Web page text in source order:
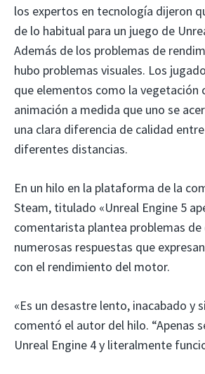
los expertos en tecnología dijeron
de lo habitual para un juego de
Además de los problemas de
hubo problemas visuales. Los
que elementos como la vegetación
animación a medida que uno se
una clara diferencia de calidad
diferentes distancias.
En un hilo en la plataforma de la
Steam, titulado «Unreal Engine 5
comentarista plantea problemas de
numerosas respuestas que
con el rendimiento del motor.
«Es un desastre lento, inacabado y
comentó el autor del hilo. “Apenas
Unreal Engine 4 y literalmente